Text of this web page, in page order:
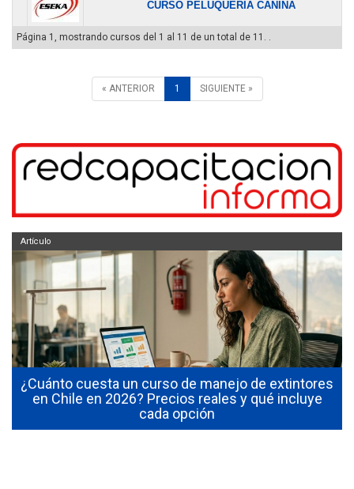
CURSO PELUQUERIA CANINA
Página 1, mostrando cursos del 1 al 11 de un total de 11. .
« ANTERIOR 1 SIGUIENTE »
¿Cuánto cuesta un curso de manejo de extintores
en Chile en 2026? Precios reales y qué incluye
cada opción
Artículo